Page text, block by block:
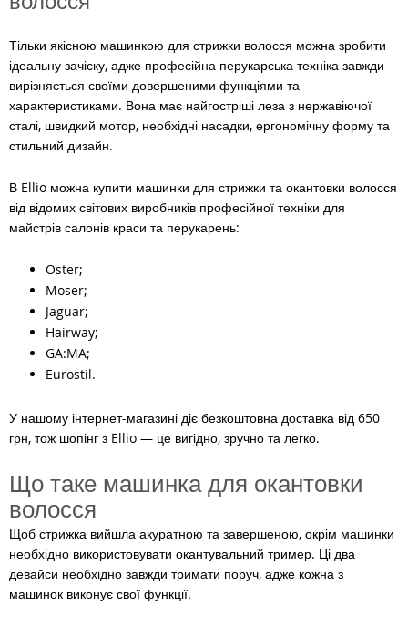
Тільки якісною машинкою для стрижки волосся можна зробити
ідеальну зачіску, адже професійна перукарська техніка завжди
вирізняється своїми довершеними функціями та
характеристиками. Вона має найгостріші леза з нержавіючої
сталі, швидкий мотор, необхідні насадки, ергономічну форму та
стильний дизайн.
В Ellio можна купити машинки для стрижки та окантовки волосся
від відомих світових виробників професійної техніки для
майстрів салонів краси та перукарень:
Oster;
Moser;
Jaguar;
Hairway;
GA:MA;
Eurostil.
У нашому інтернет-магазині діє безкоштовна доставка від 650
грн, тож шопінг з Ellio — це вигідно, зручно та легко.
Що таке машинка для окантовки
волосся
Щоб стрижка вийшла акуратною та завершеною, окрім машинки
необхідно використовувати окантувальний тример. Ці два
девайси необхідно завжди тримати поруч, адже кожна з
машинок виконує свої функції.